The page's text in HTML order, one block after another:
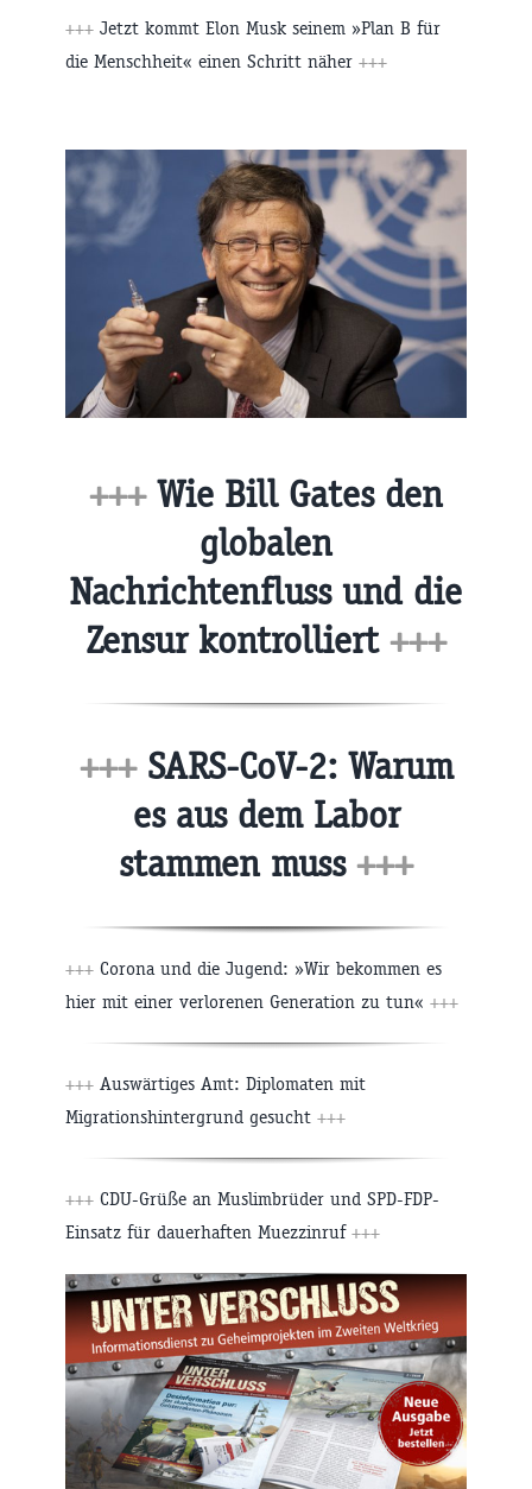
+++ Jetzt kommt Elon Musk seinem »Plan B für
die Menschheit« einen Schritt näher +++
+++Wie Bill Gates den
globalen
Nachrichtenfluss und die
Zensur kontrolliert +++
+++SARS-CoV-2: Warum
es aus dem Labor
stammen muss +++
+++ Corona und die Jugend: »Wir bekommen es
hier mit einer verlorenen Generation zu tun« +++
+++ Auswärtiges Amt: Diplomaten mit
Migrationshintergrund gesucht +++
+++ CDU-Grüße an Muslimbrüder und SPD-FDP-
Einsatz für dauerhaften Muezzinruf +++